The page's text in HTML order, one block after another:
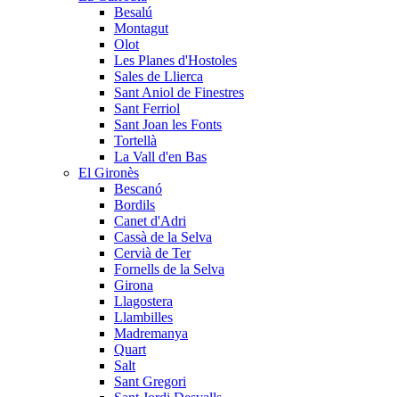
Besalú
Montagut
Olot
Les Planes d'Hostoles
Sales de Llierca
Sant Aniol de Finestres
Sant Ferriol
Sant Joan les Fonts
Tortellà
La Vall d'en Bas
El Gironès
Bescanó
Bordils
Canet d'Adri
Cassà de la Selva
Cervià de Ter
Fornells de la Selva
Girona
Llagostera
Llambilles
Madremanya
Quart
Salt
Sant Gregori